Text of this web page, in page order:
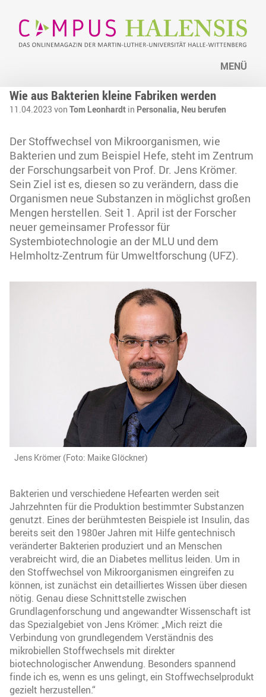
MENÜ
Wie aus Bakterien kleine Fabriken werden
11.04.2023 von Tom Leonhardt in Personalia, Neu berufen
Der Stoffwechsel von Mikroorganismen, wie
Bakterien und zum Beispiel Hefe, steht im Zentrum
der Forschungsarbeit von Prof. Dr. Jens Krömer.
Sein Ziel ist es, diesen so zu verändern, dass die
Organismen neue Substanzen in möglichst großen
Mengen herstellen. Seit 1. April ist der Forscher
neuer gemeinsamer Professor für
Systembiotechnologie an der MLU und dem
Helmholtz-Zentrum für Umweltforschung (UFZ).
Jens Krömer (Foto: Maike Glöckner)
Bakterien und verschiedene Hefearten werden seit
Jahrzehnten für die Produktion bestimmter Substanzen
genutzt. Eines der berühmtesten Beispiele ist Insulin, das
bereits seit den 1980er Jahren mit Hilfe gentechnisch
veränderter Bakterien produziert und an Menschen
verabreicht wird, die an Diabetes mellitus leiden. Um in
den Stoffwechsel von Mikroorganismen eingreifen zu
können, ist zunächst ein detailliertes Wissen über diesen
nötig. Genau diese Schnittstelle zwischen
Grundlagenforschung und angewandter Wissenschaft ist
das Spezialgebiet von Jens Krömer: „Mich reizt die
Verbindung von grundlegendem Verständnis des
mikrobiellen Stoffwechsels mit direkter
biotechnologischer Anwendung. Besonders spannend
finde ich es, wenn es uns gelingt, ein Stoffwechselprodukt
gezielt herzustellen.“